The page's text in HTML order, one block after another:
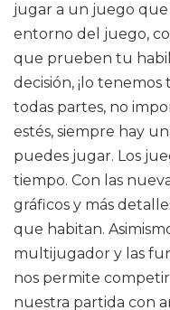
jugar a un juego que
entorno del juego,
que prueben tu
decisión, ¡lo
todas partes, no
estés, siempre hay
puedes jugar. Los
tiempo. Con las
gráficos y más
que habitan.
multijugador y las
nos permite
nuestra partida con